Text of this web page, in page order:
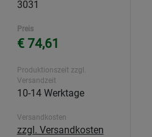
3031
Preis
€ 74,61
Produktionszeit zzgl.
Versandzeit
10-14 Werktage
Versandkosten
zzgl. Versandkosten